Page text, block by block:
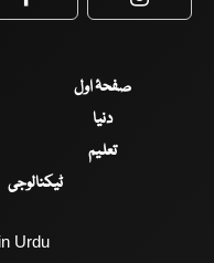
Facebook
صفحۂ اول
دنیا
تعلیم
ٹیکنالوجی
Urdu